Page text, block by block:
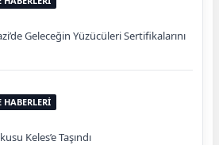
Geleceğin Yüzücüleri Sertifikalarını
HABERLERİ
Keles’e Taşındı